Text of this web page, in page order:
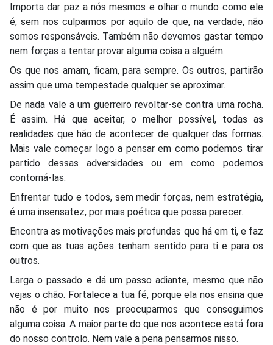
Importa dar paz a nós mesmos e olhar o mundo como ele
é, sem nos culparmos por aquilo de que, na verdade, não
somos responsáveis. Também não devemos gastar tempo
nem forças a tentar provar alguma coisa a alguém.
Os que nos amam, ficam, para sempre. Os outros, partirão
assim que uma tempestade qualquer se aproximar.
De nada vale a um guerreiro revoltar-se contra uma rocha.
É assim. Há que aceitar, o melhor possível, todas as
realidades que hão de acontecer de qualquer das formas.
Mais vale começar logo a pensar em como podemos tirar
partido dessas adversidades ou em como podemos
contorná-las.
Enfrentar tudo e todos, sem medir forças, nem estratégia,
é uma insensatez, por mais poética que possa parecer.
Encontra as motivações mais profundas que há em ti, e faz
com que as tuas ações tenham sentido para ti e para os
outros.
Larga o passado e dá um passo adiante, mesmo que não
vejas o chão. Fortalece a tua fé, porque ela nos ensina que
não é por muito nos preocuparmos que conseguimos
alguma coisa. A maior parte do que nos acontece está fora
do nosso controlo. Nem vale a pena pensarmos nisso.